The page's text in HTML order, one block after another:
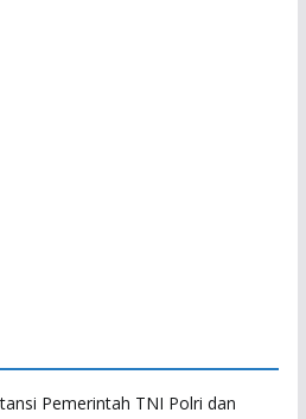
Pemerintah TNI Polri dan